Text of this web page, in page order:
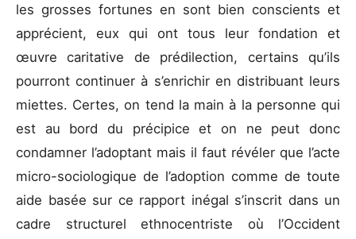
les grosses fortunes en sont bien conscients et
apprécient, eux qui ont tous leur fondation et
œuvre caritative de prédilection, certains qu’ils
pourront continuer à s’enrichir en distribuant leurs
miettes. Certes, on tend la main à la personne qui
est au bord du précipice et on ne peut donc
condamner l’adoptant mais il faut révéler que l’acte
micro-sociologique de l’adoption comme de toute
aide basée sur ce rapport inégal s’inscrit dans un
cadre structurel ethnocentriste où l’Occident